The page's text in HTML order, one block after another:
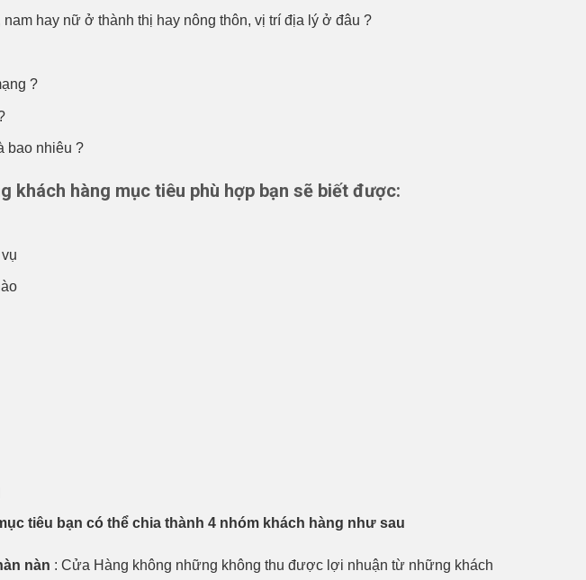
hay nữ ở thành thị hay nông thôn, vị trí địa lý ở đâu ?
?
bao nhiêu ?
khách hàng mục tiêu phù hợp bạn sẽ biết được:
tiêu bạn có thể chia thành 4 nhóm khách hàng như sau
nàn : Cửa Hàng không những không thu được lợi nhuận từ những khách